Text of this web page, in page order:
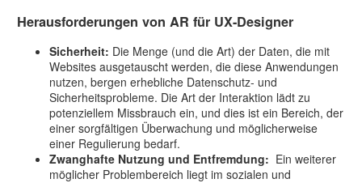
Herausforderungen von AR für UX-Designer
Sicherheit: Die Menge (und die Art) der Daten, die mit
Websites ausgetauscht werden, die diese Anwendungen
nutzen, bergen erhebliche Datenschutz- und
Sicherheitsprobleme. Die Art der Interaktion lädt zu
potenziellem Missbrauch ein, und dies ist ein Bereich, der
einer sorgfältigen Überwachung und möglicherweise
einer Regulierung bedarf.
Zwanghafte Nutzung und Entfremdung: Ein weiterer
möglicher Problembereich liegt im sozialen und